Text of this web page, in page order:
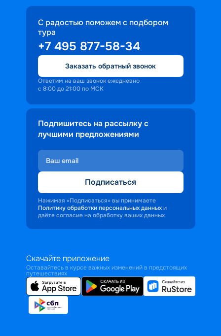
С радостью поможем с подбором
тура
+7 495 877-58-34
Заказать обратный звонок
Ответим на ваш звонок ежедневно
с 8:00 до 21:00 по МСК
Подпишитесь на рассылку с
лучшими предложениями
Подписаться
Нажимая «Подписаться» вы принимаете
Политику обработки персональных данных и
даёте согласие на обработку ваших данных
Скачайте приложение
Оставайтесь в курсе важных изменений в предстоящих
путешествиях